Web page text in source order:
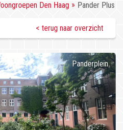
Den Haag Pander Plus
< terug naar overzicht
Panderplein